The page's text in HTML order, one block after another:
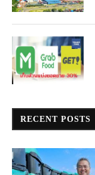
RECENT POSTS